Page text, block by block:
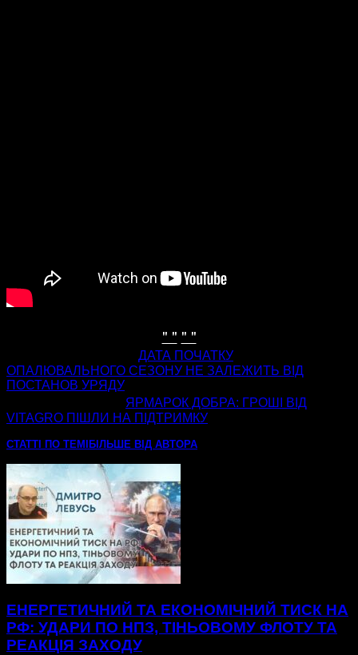
" " " "
ДАТА ПОЧАТКУ
ОПАЛЮВАЛЬНОГО СЕЗОНУ НЕ ЗАЛЕЖИТЬ ВІД
ПОСТАНОВ УРЯДУ
ЯРМАРОК ДОБРА: ГРОШІ ВІД
VITAGRO ПІШЛИ НА ПІДТРИМКУ
СТАТТІ ПО ТЕМІ БІЛЬШЕ ВІД АВТОРА
ЕНЕРГЕТИЧНИЙ ТА ЕКОНОМІЧНИЙ ТИСК НА
РФ: УДАРИ ПО НПЗ, ТІНЬОВОМУ ФЛОТУ ТА
РЕАКЦІЯ ЗАХОДУ